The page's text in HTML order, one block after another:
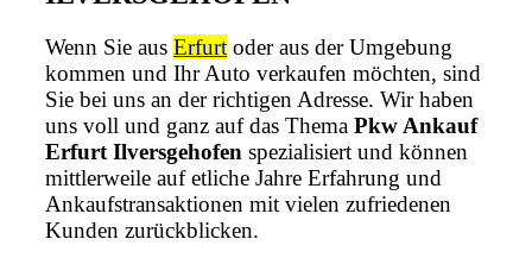
Wenn Sie aus Erfurt oder aus der Umgebung
kommen und Ihr Auto verkaufen möchten, sind
Sie bei uns an der richtigen Adresse. Wir haben
uns voll und ganz auf das Thema Pkw Ankauf
Erfurt Ilversgehofen spezialisiert und können
mittlerweile auf etliche Jahre Erfahrung und
Ankaufstransaktionen mit vielen zufriedenen
Kunden zurückblicken.